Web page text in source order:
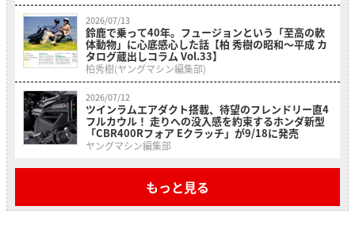
2026/07/13
鈴鹿で乗って40年。フュージョンという「至高の軟
体動物」に心底感心した話【柏 秀樹の昭和〜平成 カ
タログ蔵出しコラム Vol.33】
柏秀樹(ヤングマシン編集部)
2026/07/12
ツインラムエアダクト搭載、待望のフレンドリー直4
フルカウル！ 走りへの没入感を約束するホンダ新型
「CBR400Rフォア Eクラッチ」が9/18に発売
ヤングマシン編集部
もっと見る